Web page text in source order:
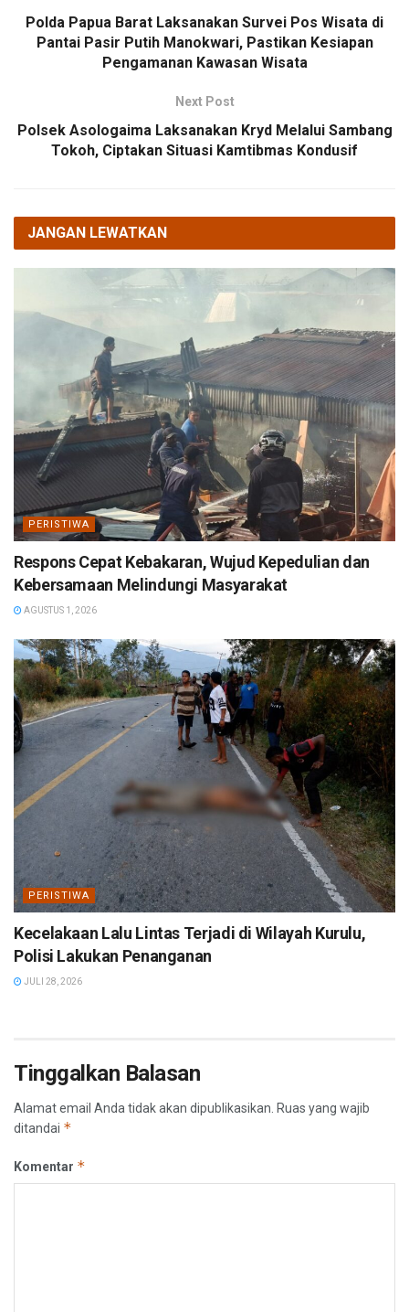
Polda Papua Barat Laksanakan Survei Pos Wisata di
Pantai Pasir Putih Manokwari, Pastikan Kesiapan
Pengamanan Kawasan Wisata
Next Post
Polsek Asologaima Laksanakan Kryd Melalui Sambang
Tokoh, Ciptakan Situasi Kamtibmas Kondusif
JANGAN LEWATKAN
PERISTIWA
Respons Cepat Kebakaran, Wujud Kepedulian dan
Kebersamaan Melindungi Masyarakat
AGUSTUS 1, 2026
PERISTIWA
Kecelakaan Lalu Lintas Terjadi di Wilayah Kurulu,
Polisi Lakukan Penanganan
JULI 28, 2026
Tinggalkan Balasan
Alamat email Anda tidak akan dipublikasikan. Ruas yang wajib
ditandai *
Komentar *